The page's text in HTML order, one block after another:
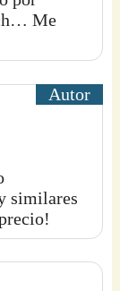
Me
similares